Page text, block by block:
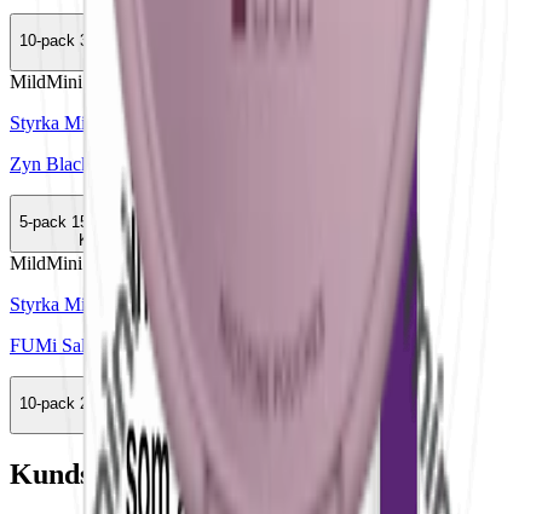
10-pack 389,50 kr
MildMini
Styrka Mild · Mini
Zyn Black Licorice Mini 2
5-pack 154,50 kr
Köp
MildMini
Styrka Mild · Mini
FUMi Salty Raspberry Mini 1
10-pack 289,90 kr
Kundservice